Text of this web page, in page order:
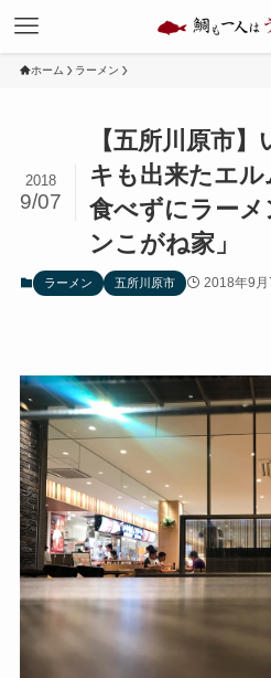
ホーム ラーメン
【五所川原市
キも出来たエ
食べずにラーメ
ンこがね家」
2018
9/07
ラーメン 五所川原市 2018年9月